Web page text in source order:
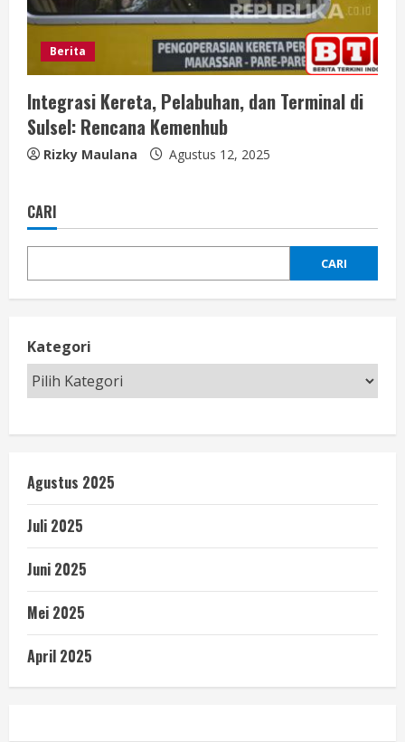
Berita
Integrasi Kereta, Pelabuhan, dan Terminal di
Sulsel: Rencana Kemenhub
Rizky Maulana Agustus 12, 2025
CARI
CARI
Kategori
Agustus 2025
Juli 2025
Juni 2025
Mei 2025
April 2025